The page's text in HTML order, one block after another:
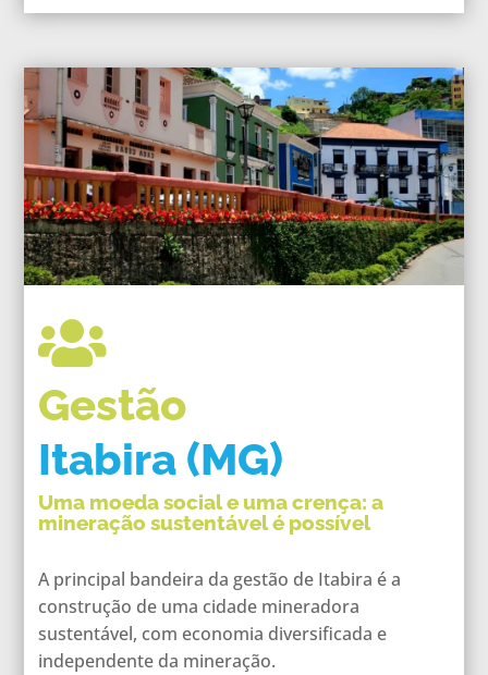

Gestão
Itabira (MG)
Uma moeda social e uma crença: a
mineração sustentável é possível
A principal bandeira da gestão de Itabira é a
construção de uma cidade mineradora
sustentável, com economia diversificada e
independente da mineração.